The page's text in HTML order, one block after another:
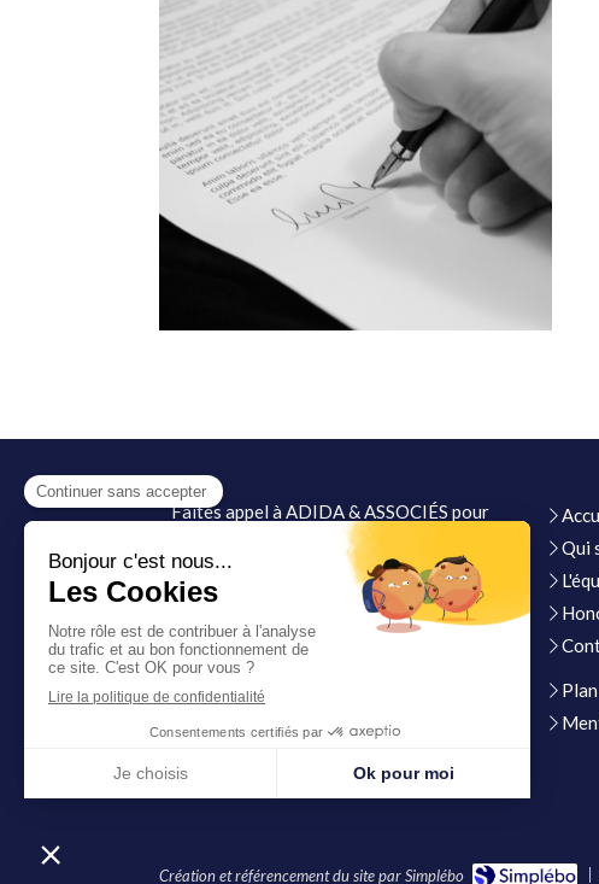
Faites appel à ADIDA & ASSOCIÉS pour
tous types de conseil et de litige, comme
par exemple l'envoi de mise en demeure.
©2025 ADIDA & ASSOCIÉS
Qui
Création et référencement du site par Simplébo